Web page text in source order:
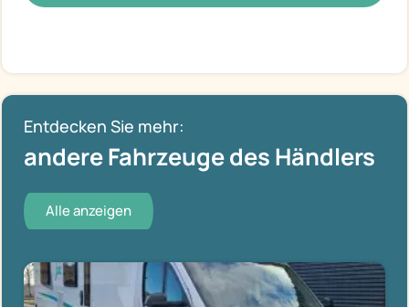
Entdecken Sie mehr:
andere Fahrzeuge des Händlers
Alle anzeigen